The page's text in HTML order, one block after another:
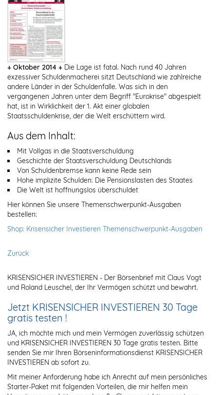
+ Oktober 2014 + Die Lage ist fatal. Nach rund 40 Jahren
exzessiver Schuldenmacherei sitzt Deutschland wie zahlreiche
andere Länder in der Schuldenfalle. Was sich in den
vergangenen Jahren unter dem Begriff "Eurokrise" abgespielt
hat, ist in Wirklichkeit der 1. Akt einer globalen
Staatsschuldenkrise, der die Welt erschüttern wird.
Aus dem Inhalt:
Mit Vollgas in die Staatsverschuldung
Geschichte der Staatsverschuldung Deutschlands
Von Schuldenbremse kann keine Rede sein
Hohe implizite Schulden: Die Pensionslasten des Staates
Die Welt ist hoffnungslos überschuldet
Hier können Sie unsere Themenschwerpunkt-Ausgaben
bestellen:
Shop: Krisensicher Investieren Themenschwerpunkt-Ausgaben
Zurück
KRISENSICHER INVESTIEREN - Der Börsenbrief mit Claus Vogt
und Roland Leuschel, der Ihr Vermögen schützt und bewahrt.
Jetzt KRISENSICHER INVESTIEREN 30 Tage
gratis testen !
JA, ich möchte mich und mein Vermögen zuverlässig schützen
und KRISENSICHER INVESTIEREN 30 Tage gratis testen. Bitte
senden Sie mir Ihren Börseninformationsdienst KRISENSICHER
INVESTIEREN ab sofort zu.
Mit meiner Anforderung habe ich Anrecht auf mein persönliches
Starter-Paket mit folgenden Vorteilen, die mir helfen mein